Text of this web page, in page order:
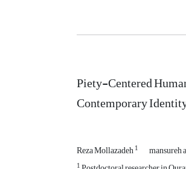
Piety-Centered
Contemporary
Reza Mollazadeh1
1